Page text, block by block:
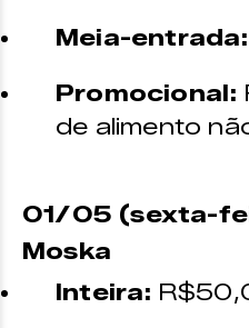
Meia-entrada:
Promocional:
de alimento
01/05 (sexta-
Moska
Inteira: